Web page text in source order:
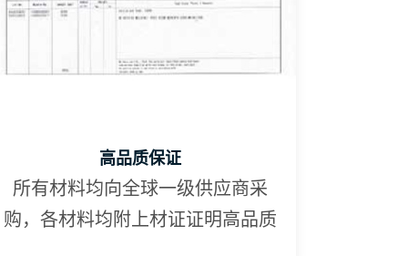
高品质保证
所有材料均向全球一级供应商采
购，各材料均附上材证证明高品质